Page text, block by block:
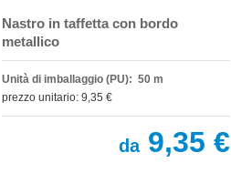
Nastro in taffetta con bordo
metallico
Unità di imballaggio (PU): 50 m
prezzo unitario: 9,35 €
da9,35 €